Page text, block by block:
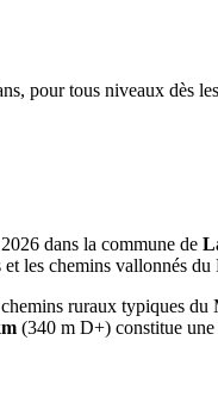
pour tous niveaux dès
dans la commune de
les chemins vallonnés
ruraux typiques du
(340 m D+) constitue